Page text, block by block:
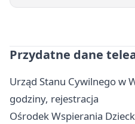
Przydatne dane
Urząd Stanu Cywilnego w
godziny, rejestracja
Ośrodek Wspierania